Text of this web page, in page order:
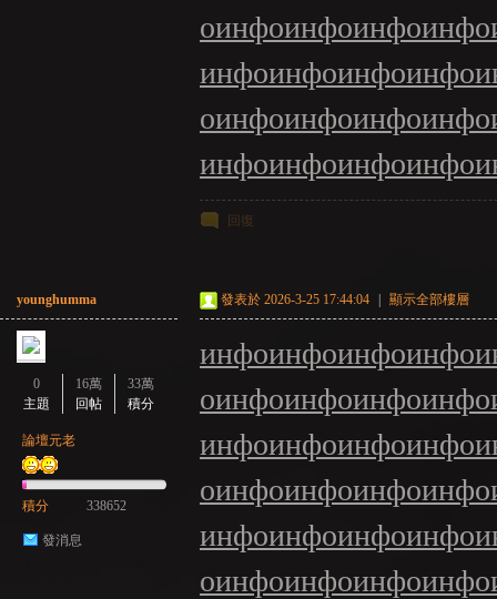
оинфоинфоинфоинфо
инфоинфоинфоинфо
оинфоинфоинфоинфо
инфоинфоинфоинфо
回復
younghumma
0
主題
16萬
回帖
33萬
積分
論壇元老
積分 338652
發消息
發表於 2026-3-25 17:44:04 顯示全部樓層
инфоинфоинфоинфо
оинфоинфоинфоинфо
инфоинфоинфоинфо
оинфоинфоинфоинфо
инфоинфоинфоинфо
оинфоинфоинфоинфо